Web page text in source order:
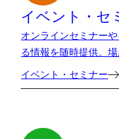
イベント・セ
オンラインセミナー
る情報を随時提供。
イベント・セミナー